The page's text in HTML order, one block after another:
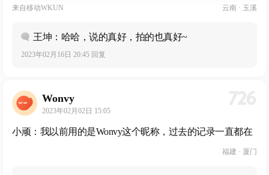
来自移动WKUN 云南 · 玉溪
王坤：哈哈，说的真好，拍的也真好~
2023年02月16日 20:45 回复
Wonvy
2023年02月02日 15:05
小顽：我以前用的是Wonvy这个昵称，过去的记录一直都在
福建 · 厦门